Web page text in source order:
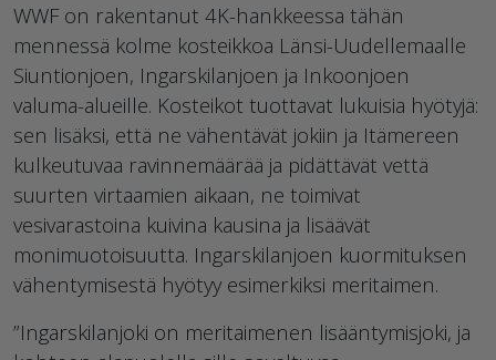
WWF on rakentanut 4K-hankkeessa tähän
mennessä kolme kosteikkoa Länsi-Uudellemaalle
Siuntionjoen, Ingarskilanjoen ja Inkoonjoen
valuma-alueille. Kosteikot tuottavat lukuisia hyötyjä:
sen lisäksi, että ne vähentävät jokiin ja Itämereen
kulkeutuvaa ravinnemäärää ja pidättävät vettä
suurten virtaamien aikaan, ne toimivat
vesivarastoina kuivina kausina ja lisäävät
monimuotoisuutta. Ingarskilanjoen kuormituksen
vähentymisestä hyötyy esimerkiksi meritaimen.
”Ingarskilanjoki on meritaimenen lisääntymisjoki, ja